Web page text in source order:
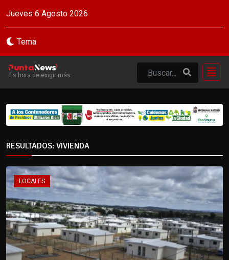
Jueves 6 Agosto 2026
Tema
Es hora de exigir más
RESULTADOS: VIVIENDA
LOCALES